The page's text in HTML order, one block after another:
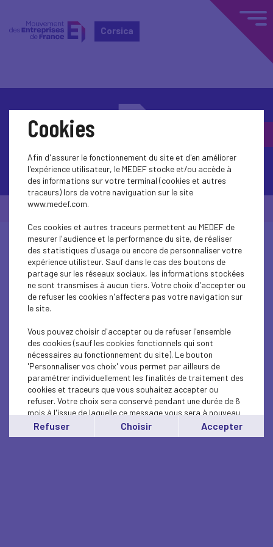
Corsica
Contactez-nous
© Medef Corsica 2026 -
Cookies
Afin d'assurer le fonctionnement du site et d'en améliorer
l'expérience utilisateur, le MEDEF stocke et/ou accède à
des informations sur votre terminal (cookies et autres
traceurs) lors de votre naviguation sur le site
www.medef.com.
Ces cookies et autres traceurs permettent au MEDEF de
mesurer l'audience et la performance du site, de réaliser
des statistiques d'usage ou encore de personnaliser votre
expérience utilisteur. Sauf dans le cas des boutons de
partage sur les réseaux sociaux, les informations stockées
ne sont transmises à aucun tiers. Votre choix d'accepter ou
de refuser les cookies n'affectera pas votre navigation sur
le site.
Vous pouvez choisir d'accepter ou de refuser l'ensemble
des cookies (sauf les cookies fonctionnels qui sont
nécessaires au fonctionnement du site). Le bouton
'Personnaliser vos choix' vous permet par ailleurs de
paramétrer individuellement les finalités de traitement des
cookies et traceurs que vous souhaitez accepter ou
refuser. Votre choix sera conservé pendant une durée de 6
mois à l'issue de laquelle ce message vous sera à nouveau
affiché..
Vous pouvez modifier votre choix à tout moment en
Refuser Choisir Accepter